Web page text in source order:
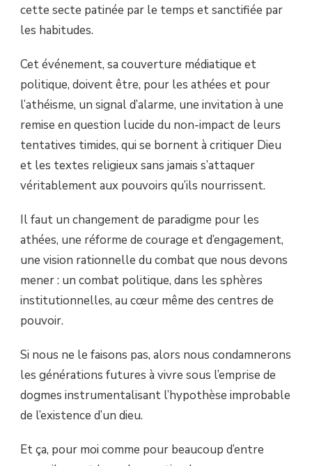
cette secte patinée par le temps et sanctifiée par
les habitudes.
Cet événement, sa couverture médiatique et
politique, doivent être, pour les athées et pour
l’athéisme, un signal d’alarme, une invitation à une
remise en question lucide du non-impact de leurs
tentatives timides, qui se bornent à critiquer Dieu
et les textes religieux sans jamais s’attaquer
véritablement aux pouvoirs qu’ils nourrissent.
Il faut un changement de paradigme pour les
athées, une réforme de courage et d’engagement,
une vision rationnelle du combat que nous devons
mener : un combat politique, dans les sphères
institutionnelles, au cœur même des centres de
pouvoir.
Si nous ne le faisons pas, alors nous condamnerons
les générations futures à vivre sous l’emprise de
dogmes instrumentalisant l’hypothèse improbable
de l’existence d’un dieu.
Et ça, pour moi comme pour beaucoup d’entre